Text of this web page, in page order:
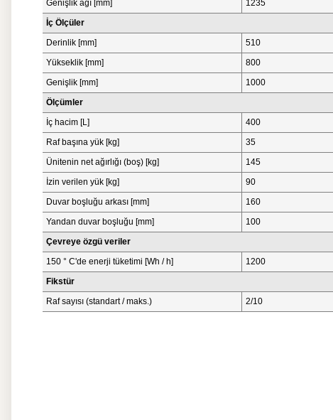
Genişlik ağı [mm]
1235
İç Ölçüler
Derinlik [mm]
510
Yükseklik [mm]
800
Genişlik [mm]
1000
Ölçümler
İç hacim [L]
400
Raf başına yük [kg]
35
Ünitenin net ağırlığı (boş) [kg]
145
İzin verilen yük [kg]
90
Duvar boşluğu arkası [mm]
160
Yandan duvar boşluğu [mm]
100
Çevreye özgü veriler
150 ° C'de enerji tüketimi [Wh / h]
1200
Fikstür
Raf sayısı (standart / maks.)
2/10